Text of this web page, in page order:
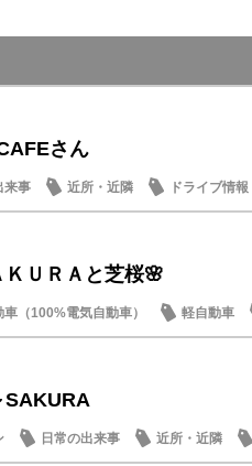
さん
来事 近所・近隣 ドライブ情報
ＫＵＲＡと芝桜🌸
車（100%電気自動車） 軽自動車
SAKURA
日常の出来事 近所・近隣